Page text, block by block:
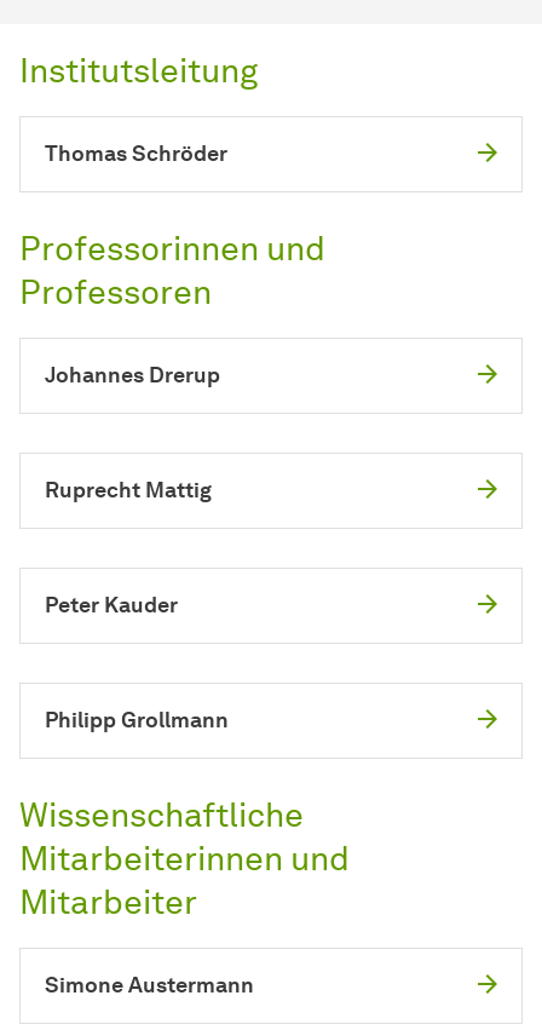
Institutsleitung
Thomas Schröder
Professorinnen und
Professoren
Johannes Drerup
Ruprecht Mattig
Peter Kauder
Philipp Grollmann
Wissenschaftliche
Mitarbeiterinnen und
Mitarbeiter
Simone Austermann